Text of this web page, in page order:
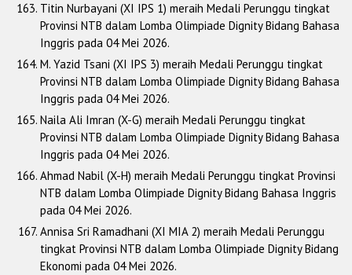
Titin Nurbayani (XI IPS 1) meraih Medali Perunggu tingkat
Provinsi NTB dalam Lomba Olimpiade Dignity Bidang Bahasa
Inggris pada 04 Mei 2026.
M. Yazid Tsani (XI IPS 3) meraih Medali Perunggu tingkat
Provinsi NTB dalam Lomba Olimpiade Dignity Bidang Bahasa
Inggris pada 04 Mei 2026.
Naila Ali Imran (X-G) meraih Medali Perunggu tingkat
Provinsi NTB dalam Lomba Olimpiade Dignity Bidang Bahasa
Inggris pada 04 Mei 2026.
Ahmad Nabil (X-H) meraih Medali Perunggu tingkat Provinsi
NTB dalam Lomba Olimpiade Dignity Bidang Bahasa Inggris
pada 04 Mei 2026.
Annisa Sri Ramadhani (XI MIA 2) meraih Medali Perunggu
tingkat Provinsi NTB dalam Lomba Olimpiade Dignity Bidang
Ekonomi pada 04 Mei 2026.